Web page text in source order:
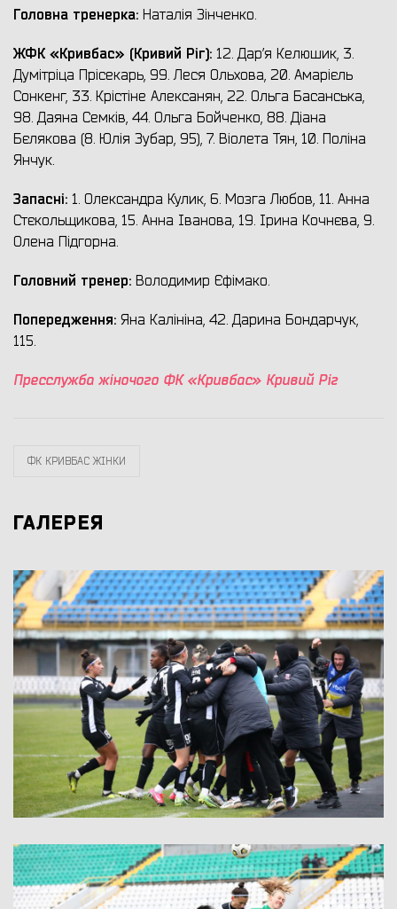
Головна тренерка: Наталія Зінченко.
ЖФК «Кривбас» (Кривий Ріг): 12. Дар’я Келюшик, 3.
Думітріца Прісекарь, 99. Леся Ольхова, 20. Амарієль
Сонкенг, 33. Крістіне Алексанян, 22. Ольга Басанська,
98. Даяна Семків, 44. Ольга Бойченко, 88. Діана
Бєлякова (8. Юлія Зубар, 95), 7. Віолета Тян, 10. Поліна
Янчук.
Запасні: 1. Олександра Кулик, 6. Мозга Любов, 11. Анна
Стєкольщикова, 15. Анна Іванова, 19. Ірина Кочнєва, 9.
Олена Підгорна.
Головний тренер: Володимир Єфімако.
Попередження: Яна Калініна, 42. Дарина Бондарчук,
115.
Пресслужба жіночого ФК «Кривбас» Кривий Ріг
ФК КРИВБАС ЖІНКИ
ГАЛЕРЕЯ